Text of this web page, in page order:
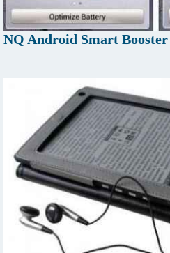
NQ Android Smart